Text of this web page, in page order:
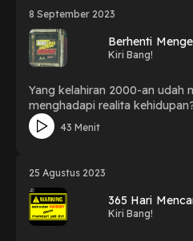
8 September 2023
Berhenti
Kiri Bang!
Yang kelahiran 2000-an udah
menghadapi realita
komentar dibawah.
43 Menit
25 Agustus 2023
365 Hari
Kiri Bang!